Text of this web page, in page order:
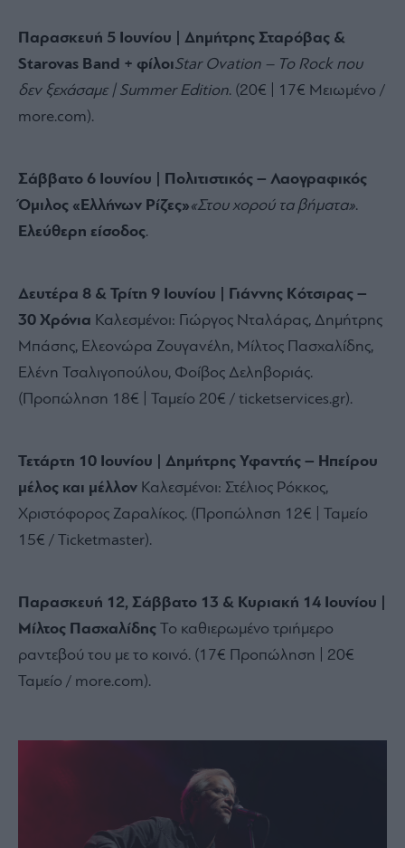
Παρασκευή 5 Ιουνίου | Δημήτρης Σταρόβας &
Starovas Band + φίλοιStar Ovation – Το Rock που
δεν ξεχάσαμε | Summer Edition. (20€ | 17€ Μειωμένο /
more.com).
Σάββατο 6 Ιουνίου | Πολιτιστικός – Λαογραφικός
Όμιλος «Ελλήνων Ρίζες»«Στου χορού τα βήματα».
Ελεύθερη είσοδος.
Δευτέρα 8 & Τρίτη 9 Ιουνίου | Γιάννης Κότσιρας –
30 Χρόνια Καλεσμένοι: Γιώργος Νταλάρας, Δημήτρης
Μπάσης, Ελεονώρα Ζουγανέλη, Μίλτος Πασχαλίδης,
Ελένη Τσαλιγοπούλου, Φοίβος Δεληβοριάς.
(Προπώληση 18€ | Ταμείο 20€ / ticketservices.gr).
Τετάρτη 10 Ιουνίου | Δημήτρης Υφαντής – Ηπείρου
μέλος και μέλλον Καλεσμένοι: Στέλιος Ρόκκος,
Χριστόφορος Ζαραλίκος. (Προπώληση 12€ | Ταμείο
15€ / Ticketmaster).
Παρασκευή 12, Σάββατο 13 & Κυριακή 14 Ιουνίου |
Μίλτος Πασχαλίδης Το καθιερωμένο τριήμερο
ραντεβού του με το κοινό. (17€ Προπώληση | 20€
Ταμείο / more.com).